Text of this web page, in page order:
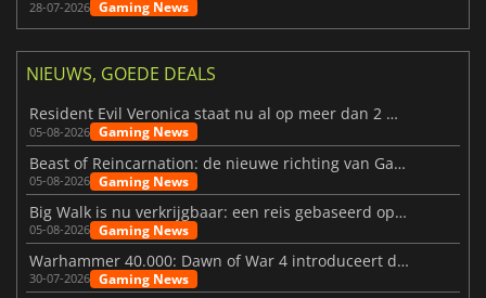
28-07-2026 Gaming News
NIEUWS, GOEDE DEALS
Resident Evil Veronica staat nu al op meer dan 2 miljoen verlanglijstjes
05-08-2026 Gaming News
Beast of Reincarnation: de nieuwe richting van Game Freak
05-08-2026 Gaming News
Big Walk is nu verkrijgbaar: een reis gebaseerd op vriendschap
05-08-2026 Gaming News
Warhammer 40.000: Dawn of War 4 introduceert de Necron-factie
30-07-2026 Gaming News